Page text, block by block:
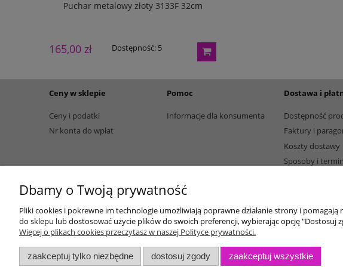
Puchar metalowy złoty 3133F 32cm
165,00 zł Dostępność: 5
Ceny w sklepie
Ceny i podatki
Nr konta do wpłat
Pomoc
Informacje dla konsumenta
Dostawa i
Dostępność
Faktury i
Koszty dostawy
Sposoby i
Dbamy o Twoją prywatność
Pliki cookies i pokrewne im technologie umożliwiają poprawne działanie strony i
do sklepu lub dostosować użycie plików do swoich preferencji, wybierając opcję "Dostosuj
Więcej o plikach cookies przeczytasz w naszej Polityce prywatności.
zaakceptuj tylko niezbędne dostosuj zgody zaakceptuj wszystkie